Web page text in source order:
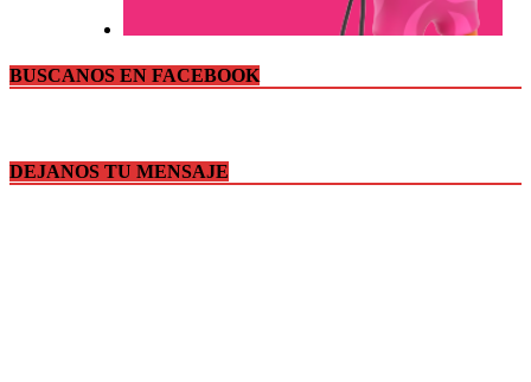
BUSCANOS EN FACEBOOK
DEJANOS TU MENSAJE